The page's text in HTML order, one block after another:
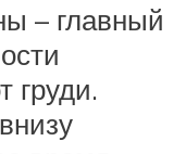
– главный
груди.